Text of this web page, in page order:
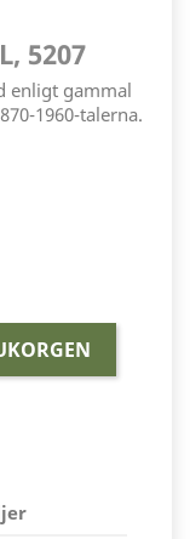
5207
enligt gammal
1960-talerna.